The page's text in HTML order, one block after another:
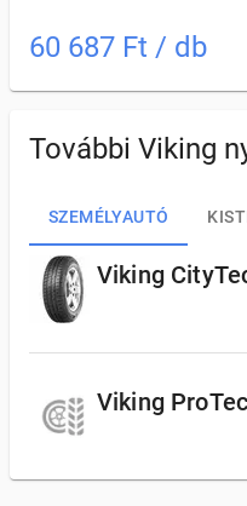
60 687 Ft / db
További Viking
SZEMÉLYAUTÓ
Viking
Viking